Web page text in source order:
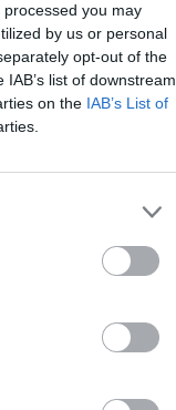
you may
by us or personal
opt-out of the
list of downstream
on the IAB’s List of